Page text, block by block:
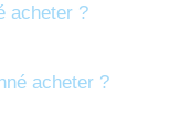
acheter ?
acheter ?